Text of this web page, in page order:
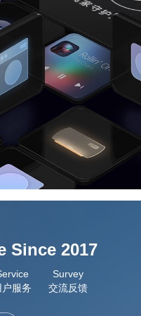
Since 2017
户服务
Survey
交流反馈